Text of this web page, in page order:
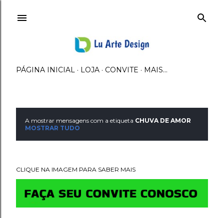
PÁGINA INICIAL LOJA CONVITE MAIS…
M
n
a
A mostrar mensagens com a etiqueta CHUVA DE AMOR
MOSTRAR TUDO
CLIQUE NA IMAGEM PARA SABER MAIS